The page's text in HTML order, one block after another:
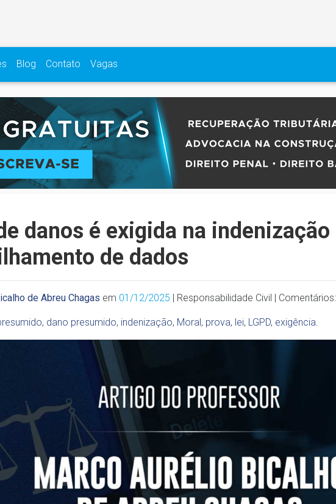
Blog Contato Vagas
danos é exigida na indenização
de dados
de Abreu Chagas em 01/12/2025 | Responsabilidade Civil |
, dano presumido, indenização, Moral, prova, lei, LGPD, exigência.